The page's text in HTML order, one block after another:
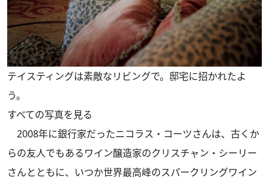
テイスティングは素敵なリビングで。邸宅に招かれたよ
う。
すべての写真を見る
2008年に銀行家だったニコラス・コーツさんは、古くか
らの友人でもあるワイン醸造家のクリスチャン・シーリー
さんとともに、いつか世界最高峰のスパークリングワイン